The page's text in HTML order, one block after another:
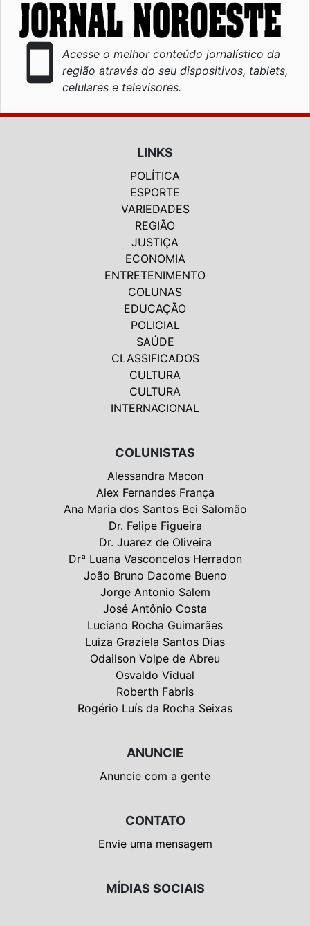
smartphone
Acesse o melhor conteúdo jornalístico da
região através do seu dispositivos, tablets,
celulares e televisores.
LINKS
POLÍTICA
ESPORTE
VARIEDADES
REGIÃO
JUSTIÇA
ECONOMIA
ENTRETENIMENTO
COLUNAS
EDUCAÇÃO
POLICIAL
SAÚDE
CLASSIFICADOS
CULTURA
CULTURA
INTERNACIONAL
COLUNISTAS
Alessandra Macon
Alex Fernandes França
Ana Maria dos Santos Bei Salomão
Dr. Felipe Figueira
Dr. Juarez de Oliveira
Drª Luana Vasconcelos Herradon
João Bruno Dacome Bueno
Jorge Antonio Salem
José Antônio Costa
Luciano Rocha Guimarães
Luiza Graziela Santos Dias
Odailson Volpe de Abreu
Osvaldo Vidual
Roberth Fabris
Rogério Luís da Rocha Seixas
ANUNCIE
Anuncie com a gente
CONTATO
Envie uma mensagem
MÍDIAS SOCIAIS